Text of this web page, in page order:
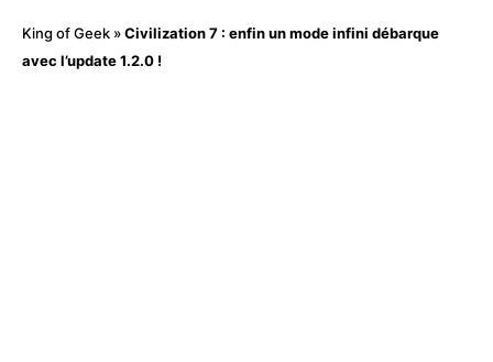
King of Geek »Civilization 7 : enfin un mode infini débarque
avec l’update 1.2.0 !